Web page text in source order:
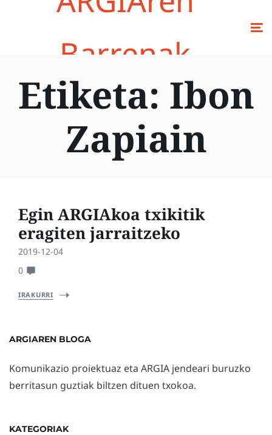
Barrenak
Etiketa: Ibon
Zapiain
Egin ARGIAkoa txikitik
eragiten jarraitzeko
2019-12-04
0
IRAKURRI
ARGIAREN BLOGA
Komunikazio proiektuaz eta ARGIA jendeari buruzko
berritasun guztiak biltzen dituen txokoa.
KATEGORIAK